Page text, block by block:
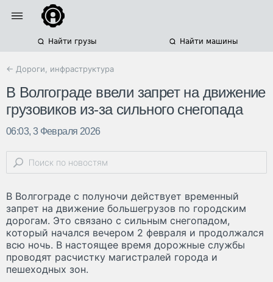
Найти грузы Найти машины
← Дороги, инфраструктура
В Волгограде ввели запрет на движение
грузовиков из-за сильного снегопада
06:03, 3 Февраля 2026
В Волгограде с полуночи действует временный
запрет на движение большегрузов по городским
дорогам. Это связано с сильным снегопадом,
который начался вечером 2 февраля и продолжался
всю ночь. В настоящее время дорожные службы
проводят расчистку магистралей города и
пешеходных зон.